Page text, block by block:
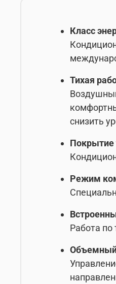
Класс
Тихая
снизить
Покрытие
Режим
Работа по
Объемный